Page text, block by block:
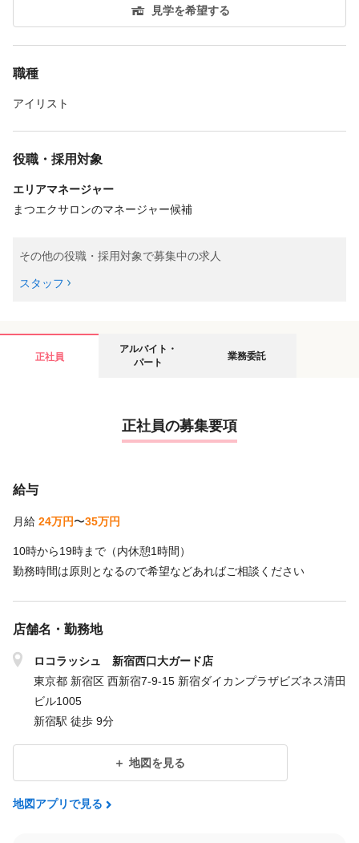
見学を希望する
職種
アイリスト
役職・採用対象
エリアマネージャー
まつエクサロンのマネージャー候補
その他の役職・採用対象で募集中の求人
スタッフ
正社員
アルバイト・
パート
業務委託
正社員の募集要項
給与
月給 24万円〜35万円
10時から19時まで（内休憩1時間）
勤務時間は原則となるので希望などあればご相談ください
店舗名・勤務地
ロコラッシュ 新宿西口大ガード店
東京都 新宿区 西新宿7-9-15 新宿ダイカンプラザビズネス清田
ビル1005
新宿駅 徒歩 9分
地図を見る
地図アプリで見る